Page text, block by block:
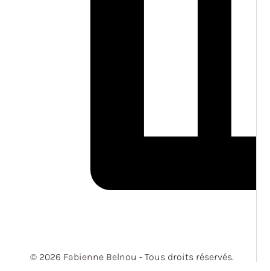
© 2026 Fabienne Belnou - Tous droits réservés.